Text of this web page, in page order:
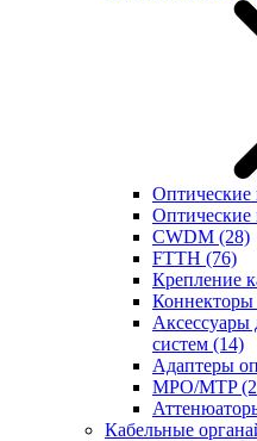
Оптические
CWDM (28)
FTTH (76)
Крепление
Коннекторы
Аксессуары
систем (14)
Адаптеры
MPO/MTP
Кабельные